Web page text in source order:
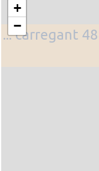
... carregant
+
−